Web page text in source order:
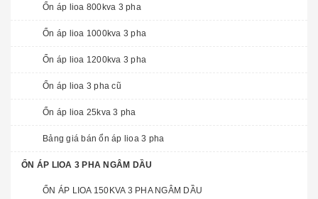
Ổn áp lioa 800kva 3 pha
Ổn áp lioa 1000kva 3 pha
Ổn áp lioa 1200kva 3 pha
Ổn áp lioa 3 pha cũ
Ổn áp lioa 25kva 3 pha
Bảng giá bán ổn áp lioa 3 pha
ỔN ÁP LIOA 3 PHA NGÂM DẦU
ỔN ÁP LIOA 150KVA 3 PHA NGÂM DẦU